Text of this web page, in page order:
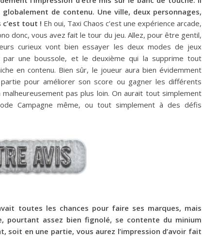
de contenu. Une ville, deux personnages,
tout ! Eh oui, Taxi Chaos c’est une expérience arcade,
donc, vous avez fait le tour du jeu. Allez, pour être gentil,
curieux vont bien essayer les deux modes de jeux
une boussole, et le deuxième qui la supprime tout
en contenu. Bien sûr, le joueur aura bien évidemment
pour améliorer son score ou gagner les différents
pas plus loin. On aurait tout simplement
Campagne même, ou tout simplement à des défis
toutes les chances pour faire ses marques, mais
pourtant assez bien fignolé, se contente du minium
soit en une partie, vous aurez l’impression d’avoir fait